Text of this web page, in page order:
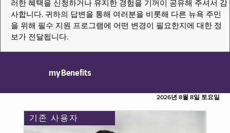
러한 혜택을 신청하거나 유지한 경험을 기꺼이 공유해 주셔서 감
사합니다. 귀하의 답변을 통해 여러분을 비롯해 다른 뉴욕 주민
을 위해 필수 지원 프로그램에 어떤 변경이 필요한지에 대한 정
보가 전달됩니다.
myBenefits
2026년 8월 8일 토요일
기존 사용자